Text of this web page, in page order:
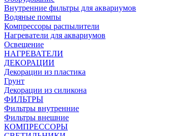
Внутренние фильтры для аквариумов
Водяные помпы
Компрессоры распылители
Нагреватели для аквариумов
Освещение
НАГРЕВАТЕЛИ
ДЕКОРАЦИИ
Декорации из пластика
Грунт
Декорации из силикона
ФИЛЬТРЫ
Фильтры внутренние
Фильтры внешние
КОМПРЕССОРЫ